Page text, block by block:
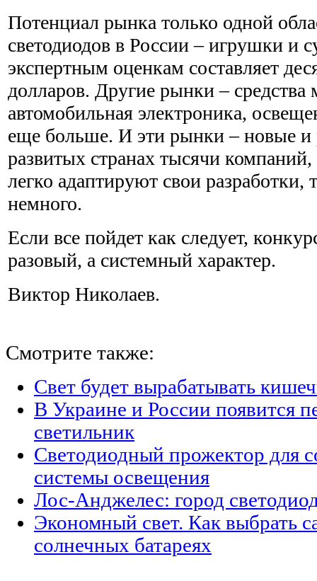
Потенциал рынка только одной
светодиодов в России – игрушки и
экспертным оценкам составляет
долларов. Другие рынки – средства
автомобильная электроника,
еще больше. И эти рынки – новые и
развитых странах тысячи
легко адаптируют свои разработки,
немного.
Если все пойдет как следует,
разовый, а системный характер.
Виктор Николаев.
Смотрите также:
Свет будет вырабатывать
В Украине и России появится
светильник
Светодиодный прожектор для
системы освещения
Лос-Анджелес: город
Экономный свет. Как выбрать
солнечных батареях